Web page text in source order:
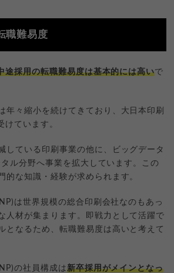
職難易度
途採用の転職難易度は基本的には高いで
年々縮小を続けてきており、大日本印刷
けています。
している印刷事業の他に、ビッグデータ
ル分野へ事業を拡大しています。この
的な知識・経験が求められます。
は世界規模の総合印刷会社なのもあっ
人材が集まります。即戦力として活躍で
となるため、転職難易度は高いと考えて
の社員構成は新卒採用がメインとなっ